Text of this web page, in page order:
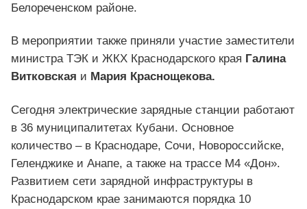
Белореченском районе.
В мероприятии также приняли участие заместители
министра ТЭК и ЖКХ Краснодарского края Галина
Витковская и Мария Краснощекова.
Сегодня электрические зарядные станции работают
в 36 муниципалитетах Кубани. Основное
количество – в Краснодаре, Сочи, Новороссийске,
Геленджике и Анапе, а также на трассе М4 «Дон».
Развитием сети зарядной инфраструктуры в
Краснодарском крае занимаются порядка 10